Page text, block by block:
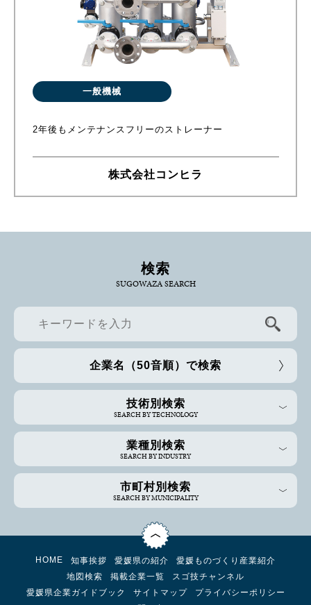
一般機械
2年後もメンテナンスフリーのストレーナー
株式会社コンヒラ
検索
SUGOWAZA SEARCH
企業名（50音順）で検索
技術別検索
SEARCH BY TECHNOLOGY
業種別検索
SEARCH BY INDUSTRY
市町村別検索
SEARCH BY MUNICIPALITY
HOME 知事挨拶 愛媛県の紹介
愛媛ものづくり産業紹介
地図検索
掲載企業一覧
スゴ技チャンネル
愛媛県企業ガイドブック
サイトマップ
プライバシーポリシー